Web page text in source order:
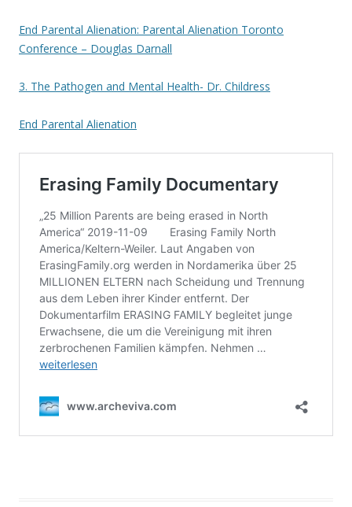
End Parental Alienation: Parental Alienation Toronto
Conference – Douglas Darnall
3. The Pathogen and Mental Health- Dr. Childress
End Parental Alienation